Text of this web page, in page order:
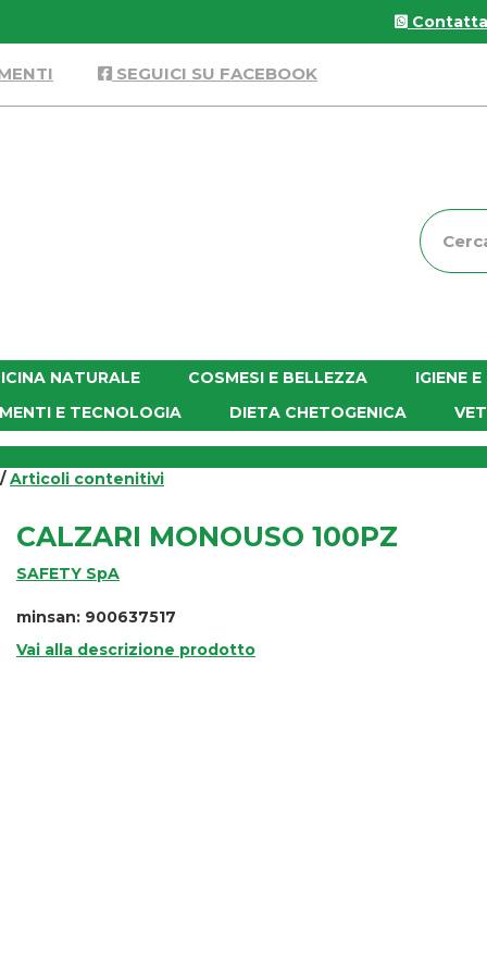
SEGUICI SU FACEBOOK
Cerca
NATURALE COSMESI E BELLEZZA
IGIENE
E TECNOLOGIA
DIETA CHETOGENICA
Articoli contenitivi
CALZARI MONOUSO 100PZ
SAFETY SpA
minsan: 900637517
Vai alla descrizione prodotto